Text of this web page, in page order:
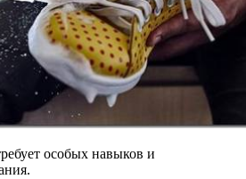
особых навыков и